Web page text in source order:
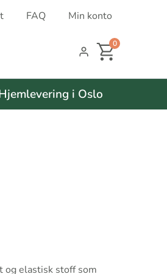
FAQ Min konto
0
i Oslo
og elastisk stoff som